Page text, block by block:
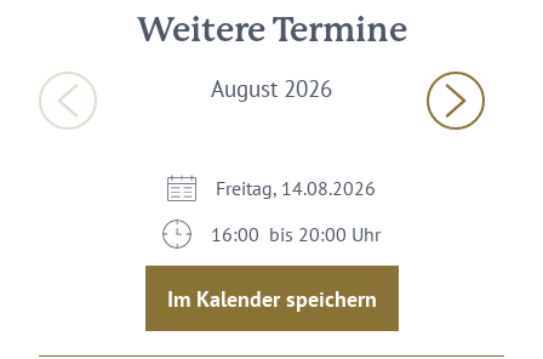
Weitere Termine
August 2026
Freitag, 14.08.2026
16:00 bis 20:00 Uhr
Im Kalender speichern